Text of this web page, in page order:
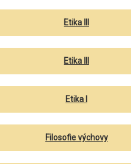
Etika III
Etika III
Etika I
Filosofie výchovy